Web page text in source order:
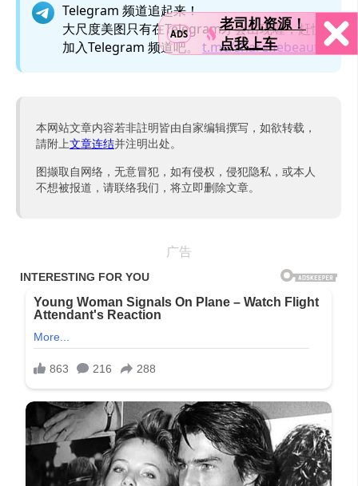
Telegram 频道追起来！
大尺度美图只有在Telegram才会出现喔，赶快
加入Telegram 频道吧。 t.me/sharefiebeauty
本网站文章内容若非註明皆由自家编辑撰写，如欲转载，
請附上文章连结并注明出处。
图撷取自网络，无意冒犯，如有侵权，侵犯隐私，或本人
不想被报道，请联络我们，将立即删除文章。
广告
ADS
老司机资源！
点我上车